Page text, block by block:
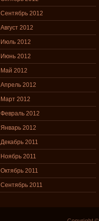
Сентябрь 2012
Август 2012
Июль 2012
Июнь 2012
Май 2012
Апрель 2012
Март 2012
Февраль 2012
Январь 2012
Декабрь 2011
Ноябрь 2011
Октябрь 2011
Сентябрь 2011